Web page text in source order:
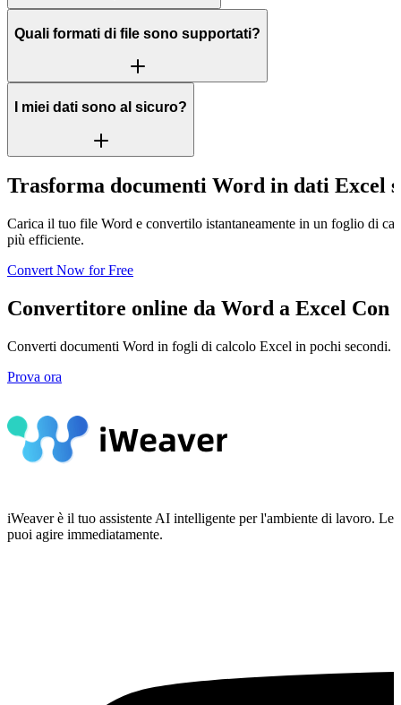
Quali formati di file sono supportati?
I miei dati sono al sicuro?
Trasforma documenti Word in dati Excel
Carica il tuo file Word e convertilo istantaneamente in un foglio di
più efficiente.
Convert Now for Free
Convertitore online da Word a Excel Con
Converti documenti Word in fogli di calcolo Excel in pochi secondi.
Prova ora
iWeaver è il tuo assistente AI intelligente per l'ambiente di lavoro.
puoi agire immediatamente.